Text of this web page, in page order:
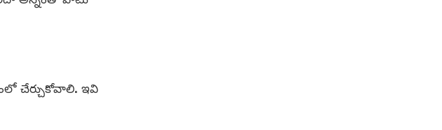
చేర్చుకోవాలి. ఇవి